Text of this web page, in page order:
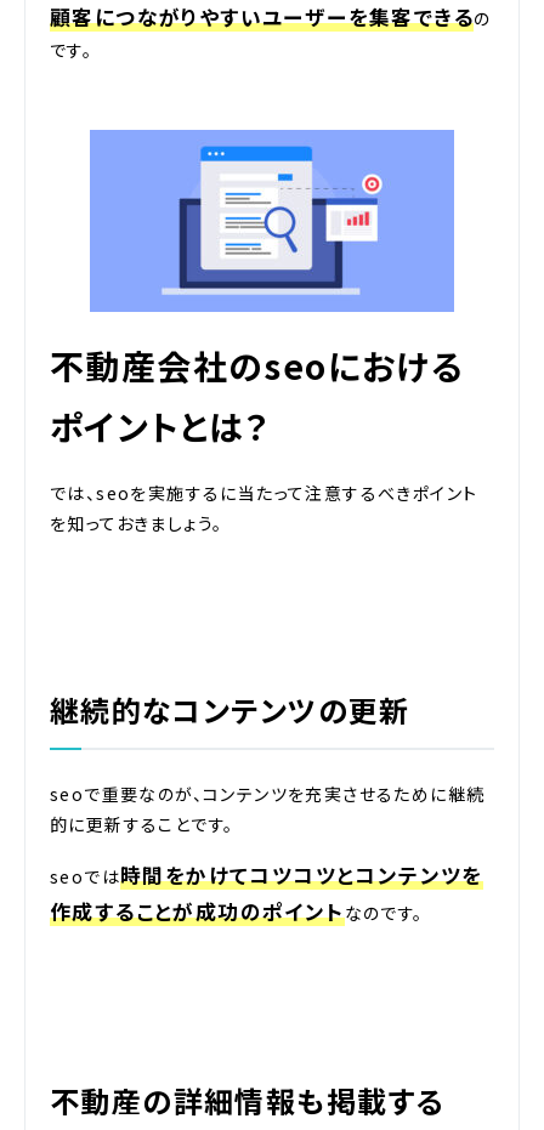
顧客につながりやすいユーザーを集客できるの
です。
不動産会社のseoにおける
ポイントとは？
では、seoを実施するに当たって注意するべきポイント
を知っておきましょう。
継続的なコンテンツの更新
seoで重要なのが、コンテンツを充実させるために継続
的に更新することです。
seoでは時間をかけてコツコツとコンテンツを
作成することが成功のポイントなのです。
不動産の詳細情報も掲載する